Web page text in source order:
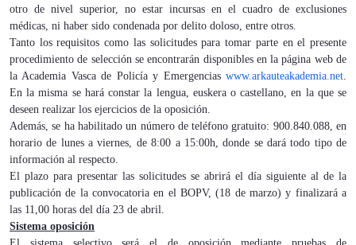
otro de nivel superior, no estar incursas en el cuadro de exclusiones
médicas, ni haber sido condenada por delito doloso, entre otros.
Tanto los requisitos como las solicitudes para tomar parte en el presente
procedimiento de selección se encontrarán disponibles en la página web de
la Academia Vasca de Policía y Emergencias www.arkauteakademia.net.
En la misma se hará constar la lengua, euskera o castellano, en la que se
deseen realizar los ejercicios de la oposición.
Además, se ha habilitado un número de teléfono gratuito: 900.840.088, en
horario de lunes a viernes, de 8:00 a 15:00h, donde se dará todo tipo de
información al respecto.
El plazo para presentar las solicitudes se abrirá el día siguiente al de la
publicación de la convocatoria en el BOPV, (18 de marzo) y finalizará a
las 11,00 horas del día 23 de abril.
Sistema oposición